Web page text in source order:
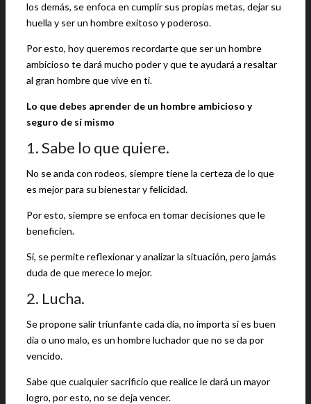
los demás, se enfoca en cumplir sus propias metas, dejar su
huella y ser un hombre exitoso y poderoso.
Por esto, hoy queremos recordarte que ser un hombre
ambicioso te dará mucho poder y que te ayudará a resaltar
al gran hombre que vive en ti.
Lo que debes aprender de un hombre ambicioso y
seguro de sí mismo
1. Sabe lo que quiere.
No se anda con rodeos, siempre tiene la certeza de lo que
es mejor para su bienestar y felicidad.
Por esto, siempre se enfoca en tomar decisiones que le
beneficien.
Sí, se permite reflexionar y analizar la situación, pero jamás
duda de que merece lo mejor.
2. Lucha.
Se propone salir triunfante cada día, no importa si es buen
día o uno malo, es un hombre luchador que no se da por
vencido.
Sabe que cualquier sacrificio que realice le dará un mayor
logro, por esto, no se deja vencer.